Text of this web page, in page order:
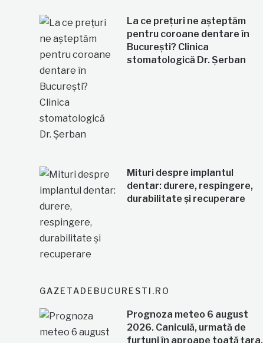
La ce prețuri ne așteptăm
pentru coroane dentare în
București? Clinica
stomatologică Dr. Șerban
Mituri despre implantul
dentar: durere, respingere,
durabilitate și recuperare
GAZETADEBUCURESTI.RO
Prognoza meteo 6 august
2026. Caniculă, urmată de
furtuni în aproape toată țara.